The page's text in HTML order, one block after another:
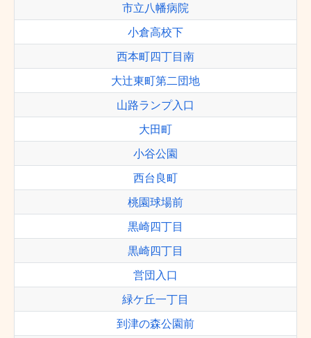
市立八幡病院
小倉高校下
西本町四丁目南
大辻東町第二団地
山路ランプ入口
大田町
小谷公園
西台良町
桃園球場前
黒崎四丁目
黒崎四丁目
営団入口
緑ケ丘一丁目
到津の森公園前